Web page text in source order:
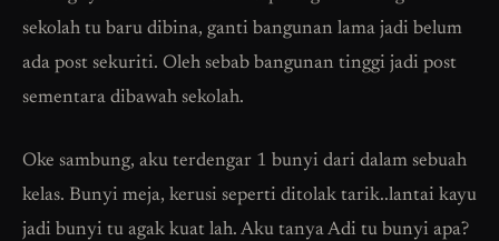
sekolah tu baru dibina, ganti bangunan lama jadi belum
ada post sekuriti. Oleh sebab bangunan tinggi jadi post
sementara dibawah sekolah.
Oke sambung, aku terdengar 1 bunyi dari dalam sebuah
kelas. Bunyi meja, kerusi seperti ditolak tarik..lantai kayu
jadi bunyi tu agak kuat lah. Aku tanya Adi tu bunyi apa?